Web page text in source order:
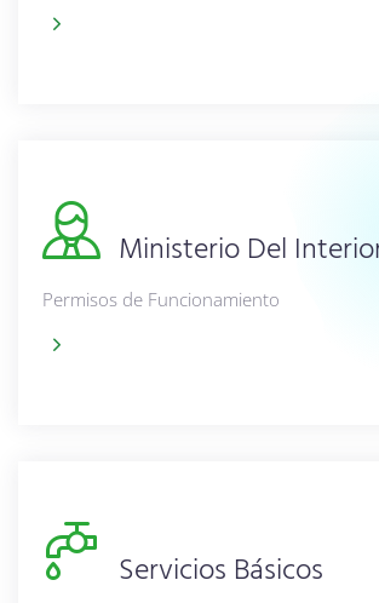
Ministerio Del
Permisos de Funcionamiento
Servicios Básicos